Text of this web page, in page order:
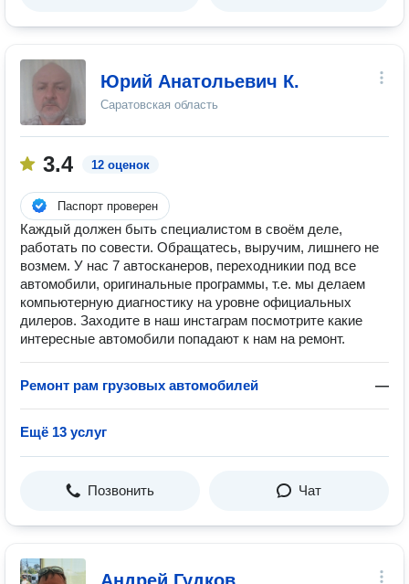
Юрий Анатольевич К.
Саратовская область
3.4 12 оценок
Паспорт проверен
Каждый должен быть специалистом в своём деле,
работать по совести. Обращатесь, выручим, лишнего не
возмем. У нас 7 автосканеров, переходникии под все
автомобили, оригинальные программы, т.е. мы делаем
компьютерную диагностику на уровне официальных
дилеров. Заходите в наш инстаграм посмотрите какие
интересные автомобили попадают к нам на ремонт.
Ремонт рам грузовых автомобилей —
Ещё 13 услуг
Позвонить Чат